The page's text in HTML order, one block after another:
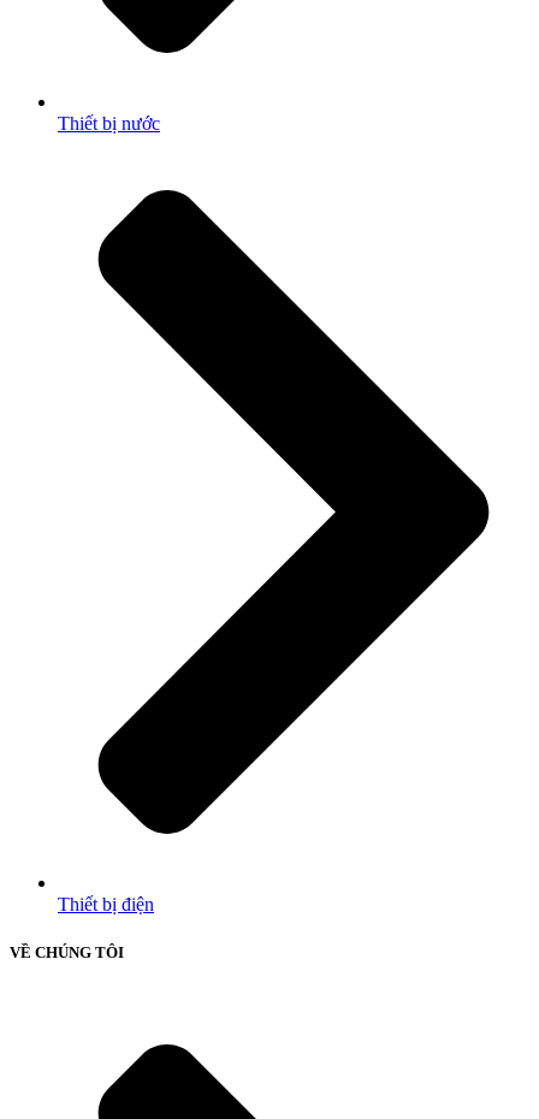
Thiết bị nước
Thiết bị điện
VỀ CHÚNG TÔI